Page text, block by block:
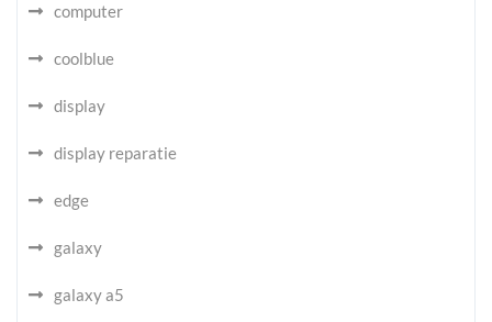
computer
coolblue
display
display reparatie
edge
galaxy
galaxy a5